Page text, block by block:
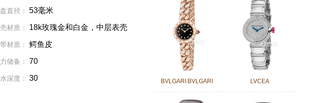
直径： 53毫米
材质：
18k玫瑰金和白金，中层表壳
夜光涂料的圆柱装饰
材质： 鳄鱼皮
储备： 70
深度：
30
BVLGARI∙BVLGARI LVCEA